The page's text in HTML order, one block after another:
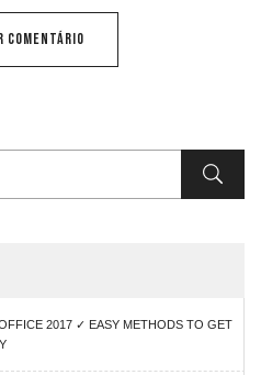
2017 ✓ EASY METHODS TO GET